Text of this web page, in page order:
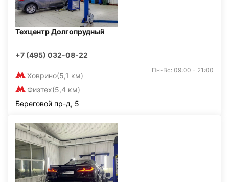
Техцентр Долгопрудный
+7 (495) 032-08-22
Ховрино(5,1 км)
Физтех(5,4 км)
Пн-Вс: 09:00 - 21:00
Береговой пр-д, 5